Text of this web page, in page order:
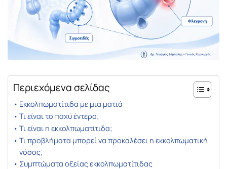
Περιεχόμενα σελίδας
Εκκολπωματίτιδα με μια ματιά
Τι είναι το παχύ έντερο;
Τι είναι η εκκολπωματίτιδα;
Τι προβλήματα μπορεί να προκαλέσει η εκκολπωματική
νόσος;
Συμπτώματα οξείας εκκολπωματίτιδας